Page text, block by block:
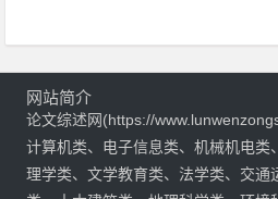
网站简介
论文综述网(https://
计算机类、电子信息类、机械机电类
理学类、文学教育类、法学类、交通